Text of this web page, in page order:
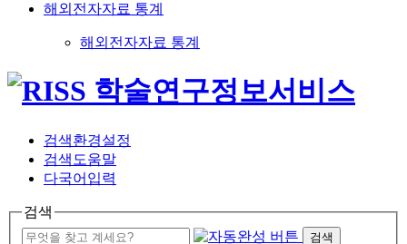
해외전자자료 통계
해외전자자료 통계
검색환경설정
검색도움말
다국어입력
검색
검색